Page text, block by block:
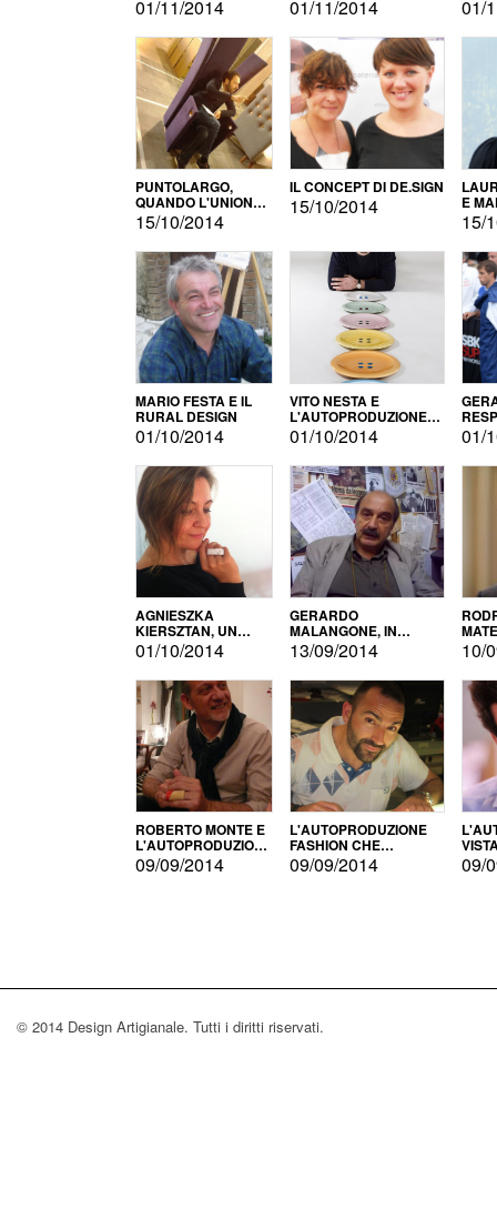
01/11/2014 01/11/2014 01/
PUNTOLARGO,
QUANDO L'UNIONE
FA LA FORZA E
VINCE
15/10/2014
IL CONCEPT DI DE.SIGN
15/10/2014 E
15/
MARIO FESTA E IL
RURAL DESIGN
01/10/2014
VITO NESTA E
L'AUTOPRODUZIONE
COME RECUPERO DEI
SIMBOLI
01/10/2014 01/
AGNIESZKA
KIERSZTAN, UN
MODELLO DI
AUTOPRODUZIONE
01/10/2014
GERARDO
MALANGONE, IN
GIURIA PER IL
CONCORSO
LETTERARIO
13/09/2014 10/
ROBERTO MONTE E
L'AUTOPRODUZIONE
CON IL CENSIMENTO
09/09/2014
L'AUTOPRODUZIONE
FASHION CHE
CONQUISTA GLI USA
09/09/2014 09/
© 2014 Design Artigianale. Tutti i diritti riservati.